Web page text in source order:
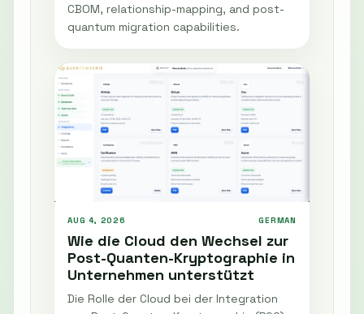
CBOM, relationship-mapping, and post-
quantum migration capabilities.
AUG 4, 2026 GERMAN
Wie die Cloud den Wechsel zur
Post-Quanten-Kryptographie in
Unternehmen unterstützt
Die Rolle der Cloud bei der Integration